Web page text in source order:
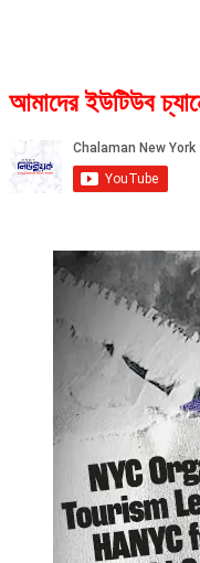
আমাদের ইউটিউব